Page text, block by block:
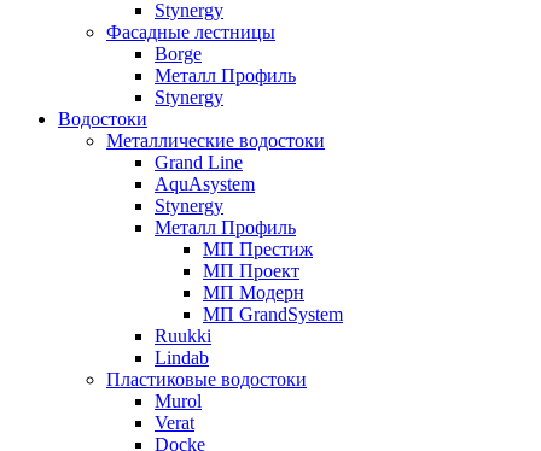
Stynergy
Фасадные лестницы
Borge
Металл Профиль
Stynergy
Водостоки
Металлические водостоки
Grand Line
AquAsystem
Stynergy
Металл Профиль
МП Престиж
МП Проект
МП Модерн
МП GrandSystem
Ruukki
Lindab
Пластиковые водостоки
Murol
Verat
Docke